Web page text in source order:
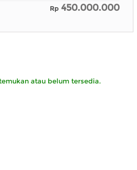
Rp 450.000.000
atau belum tersedia.